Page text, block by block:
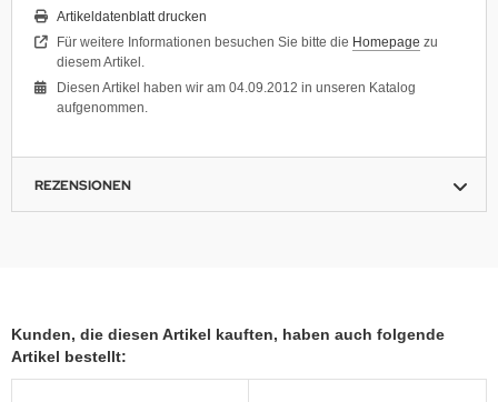
Artikeldatenblatt drucken
Für weitere Informationen besuchen Sie bitte die Homepage zu
diesem Artikel.
Diesen Artikel haben wir am 04.09.2012 in unseren Katalog
aufgenommen.
REZENSIONEN
Kunden, die diesen Artikel kauften, haben auch folgende
Artikel bestellt: